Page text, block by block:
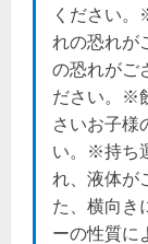
ください
れの恐れが
の恐れがご
ださい。※
さいお子様
い。※持ち
れ、液体が
た、横向き
ーの性質に